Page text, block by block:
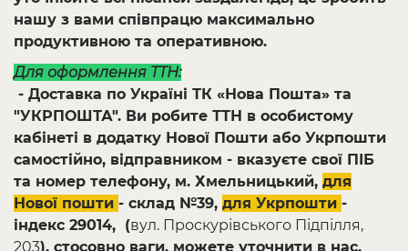
нашу з вами співпрацю максимально
продуктивною та оперативною.
Для оформлення ТТН:
- Доставка по Україні ТК «Нова Пошта» та
"УКРПОШТА". Ви робите ТТН в особистому
кабінеті в додатку Нової Пошти або Укрпошти
самостійно, відправником - вказуєте свої ПІБ
та номер телефону, м. Хмельницький, для
Нової пошти - склад №39, для Укрпошти -
індекс 29014, (вул. Проскурівського Підпілля,
203), стосовно ваги, можете уточнити в нас,